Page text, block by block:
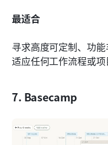
最适合
寻求高度可定制、功
适应任何工作流程或项
7. Basecamp